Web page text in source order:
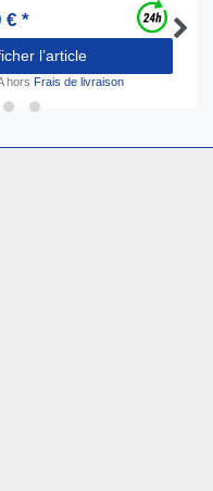
€ *
l’article
hors Frais de livraison